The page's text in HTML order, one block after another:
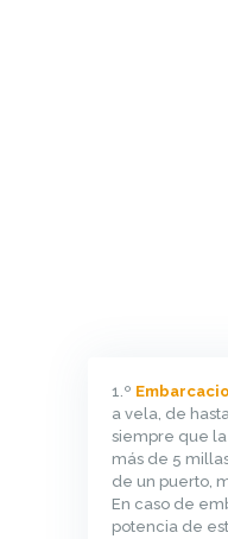
1.º
a vela, de
siempre que
más de 5
de un puerto,
En caso de
potencia de